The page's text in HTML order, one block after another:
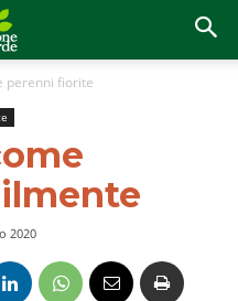
perenni fiorite
2020